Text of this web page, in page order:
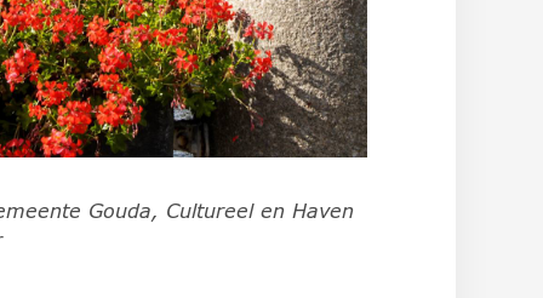
Gouda, Cultureel en Haven